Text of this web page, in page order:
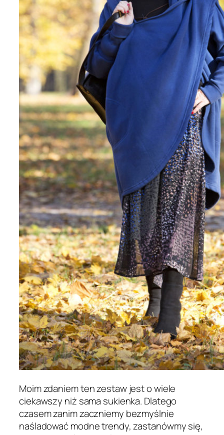
Moim zdaniem ten zestaw jest o wiele
ciekawszy niż sama sukienka. Dlatego
czasem zanim zaczniemy bezmyślnie
naśladować modne trendy, zastanówmy się,